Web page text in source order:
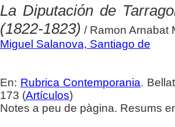
La Diputación de
(1822-1823) / Ramon Arnabat
Miguel Salanova, Santiago de
En: Rubrica Contemporania.
173 (Artículos)
Notes a peu de pàgina. Resums